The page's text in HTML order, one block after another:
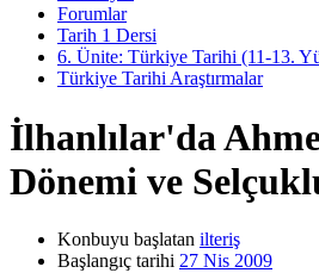
Forumlar
Tarih 1 Dersi
6. Ünite: Türkiye Tarihi (11-13.
Türkiye Tarihi Araştırmalar
İlhanlılar'da
Dönemi ve
Konbuyu başlatan ilteriş
Başlangıç tarihi 27 Nis 2009